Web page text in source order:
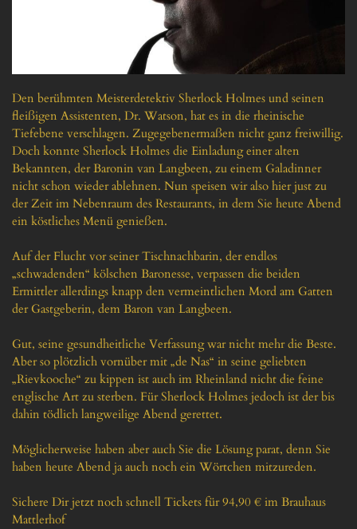
Den berühmten Meisterdetektiv Sherlock Holmes und seinen
fleißigen Assistenten, Dr. Watson, hat es in die rheinische
Tiefebene verschlagen. Zugegebenermaßen nicht ganz freiwillig.
Doch konnte Sherlock Holmes die Einladung einer alten
Bekannten, der Baronin van Langbeen, zu einem Galadinner
nicht schon wieder ablehnen. Nun speisen wir also hier just zu
der Zeit im Nebenraum des Restaurants, in dem Sie heute Abend
ein köstliches Menü genießen.
Auf der Flucht vor seiner Tischnachbarin, der endlos
„schwadenden“ kölschen Baronesse, verpassen die beiden
Ermittler allerdings knapp den vermeintlichen Mord am Gatten
der Gastgeberin, dem Baron van Langbeen.
Gut, seine gesundheitliche Verfassung war nicht mehr die Beste.
Aber so plötzlich vornüber mit „de Nas“ in seine geliebten
„Rievkooche“ zu kippen ist auch im Rheinland nicht die feine
englische Art zu sterben. Für Sherlock Holmes jedoch ist der bis
dahin tödlich langweilige Abend gerettet.
Möglicherweise haben aber auch Sie die Lösung parat, denn Sie
haben heute Abend ja auch noch ein Wörtchen mitzureden.
Sichere Dir jetzt noch schnell Tickets für 94,90 € im Brauhaus
Mattlerhof